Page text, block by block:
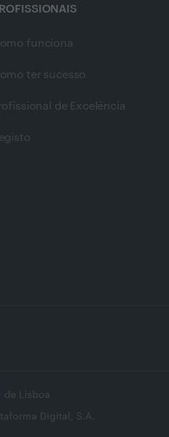
funciona
ter sucesso
de Excelência
de Lisboa
Digital, S.A.